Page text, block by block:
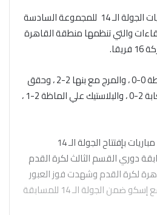
إختتمت اليوم الأربعاء مباريات الجولة الـ 14 للمجموعة السادسة
القسم الثالث بـ 5 لقاءات والتي تنظمها منطقة القاهرة
وتعادل الشمس مع الشرطة 0-0 ، والمرج مع بنها 2-2 ، وحقق
مصر للتأمين الفوز علي الغابة 2-0 ، والبلاستيك علي الماظة 2-1 ،
وإقيمت أمس الثلاثاء ثلاث مباريات بإفتتاح الجولة الـ 14
دوري القسم الثالث لكرة القدم
لكرة القدم وشهدت فوز العبور
وقليوب وتعادل الأميرية مع إسكو ضمن الجولة الـ 14 للمسابقة